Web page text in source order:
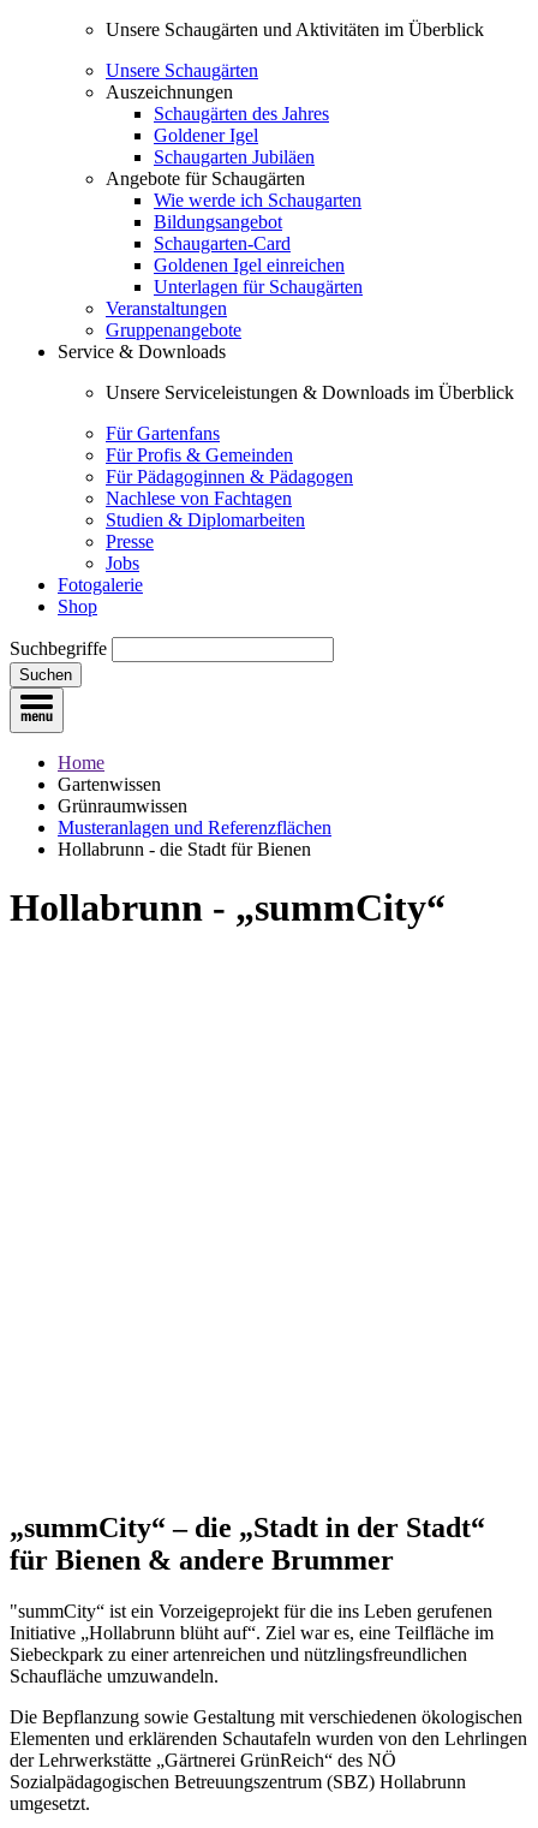
Unsere Schaugärten und Aktivitäten im Überblick
Unsere Schaugärten
Auszeichnungen
Schaugärten des Jahres
Goldener Igel
Schaugarten Jubiläen
Angebote für Schaugärten
Wie werde ich Schaugarten
Bildungsangebot
Schaugarten-Card
Goldenen Igel einreichen
Unterlagen für Schaugärten
Veranstaltungen
Gruppenangebote
Service & Downloads
Unsere Serviceleistungen & Downloads im Überblick
Für Gartenfans
Für Profis & Gemeinden
Für Pädagoginnen & Pädagogen
Nachlese von Fachtagen
Studien & Diplomarbeiten
Presse
Jobs
Fotogalerie
Shop
Suchbegriffe
Suchen
Home
Gartenwissen
Grünraumwissen
Musteranlagen und Referenzflächen
Hollabrunn - die Stadt für Bienen
Hollabrunn - „summCity“
„summCity“ – die „Stadt in der Stadt“
für Bienen & andere Brummer
"summCity“ ist ein Vorzeigeprojekt für die ins Leben gerufenen
Initiative „Hollabrunn blüht auf“. Ziel war es, eine Teilfläche im
Siebeckpark zu einer artenreichen und nützlingsfreundlichen
Schaufläche umzuwandeln.
Die Bepflanzung sowie Gestaltung mit verschiedenen ökologischen
Elementen und erklärenden Schautafeln wurden von den Lehrlingen
der Lehrwerkstätte „Gärtnerei GrünReich“ des NÖ
Sozialpädagogischen Betreuungszentrum (SBZ) Hollabrunn
umgesetzt.